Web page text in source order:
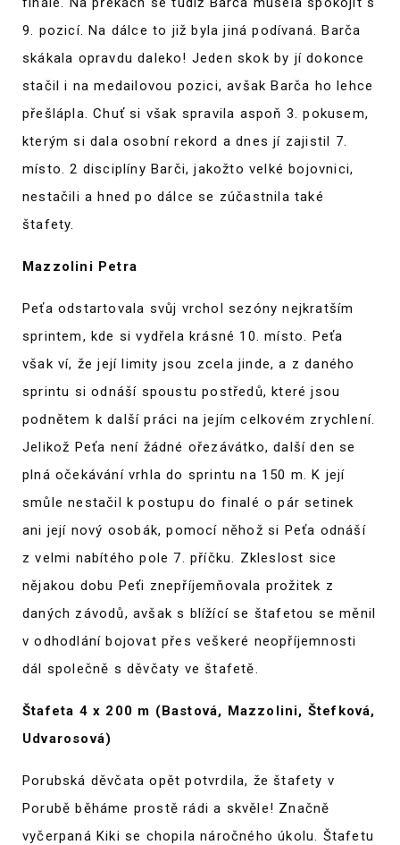
9. pozicí. Na dálce to již byla jiná podívaná. Barča
skákala opravdu daleko! Jeden skok by jí dokonce
stačil i na medailovou pozici, avšak Barča ho lehce
přešlápla. Chuť si však spravila aspoň 3. pokusem,
kterým si dala osobní rekord a dnes jí zajistil 7.
místo. 2 disciplíny Barči, jakožto velké bojovnici,
nestačili a hned po dálce se zúčastnila také
štafety.
Mazzolini Petra
Peťa odstartovala svůj vrchol sezóny nejkratším
sprintem, kde si vydřela krásné 10. místo. Peťa
však ví, že její limity jsou zcela jinde, a z daného
sprintu si odnáší spoustu postředů, které jsou
podnětem k další práci na jejím celkovém zrychlení.
Jelikož Peťa není žádné ořezávátko, další den se
plná očekávání vrhla do sprintu na 150 m. K její
smůle nestačil k postupu do finalé o pár setinek
ani její nový osobák, pomocí něhož si Peťa odnáší
z velmi nabítého pole 7. příčku. Zkleslost sice
nějakou dobu Peťi znepříjemňovala prožitek z
daných závodů, avšak s blížící se štafetou se měnil
v odhodlání bojovat přes veškeré neopříjemnosti
dál společně s děvčaty ve štafetě.
Štafeta 4 x 200 m (Bastová, Mazzolini, Štefková,
Udvarosová)
Porubská děvčata opět potvrdila, že štafety v
Porubě běháme prostě rádi a skvěle! Značně
vyčerpaná Kiki se chopila náročného úkolu. Štafetu